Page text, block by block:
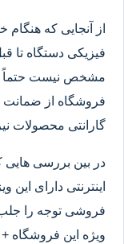
از آنجایی که هنگام
فیزیکی دستگاه
مشخص نیست حتماً
فروشگاه از ضمانت
گارانتی محصولات
در بین بررسی هایی
اینترنتی دارای این
ویژه این فروشگاه